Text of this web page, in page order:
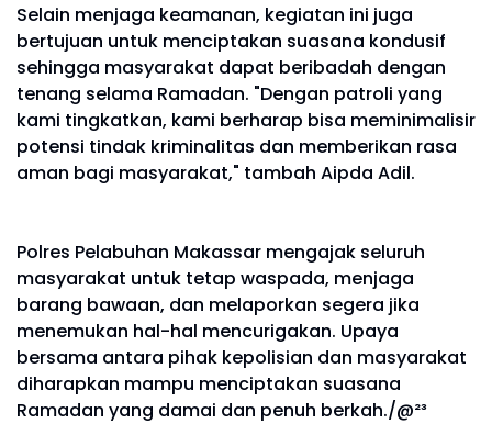
Selain menjaga keamanan, kegiatan ini juga
bertujuan untuk menciptakan suasana kondusif
sehingga masyarakat dapat beribadah dengan
tenang selama Ramadan. "Dengan patroli yang
kami tingkatkan, kami berharap bisa meminimalisir
potensi tindak kriminalitas dan memberikan rasa
aman bagi masyarakat," tambah Aipda Adil.
Polres Pelabuhan Makassar mengajak seluruh
masyarakat untuk tetap waspada, menjaga
barang bawaan, dan melaporkan segera jika
menemukan hal-hal mencurigakan. Upaya
bersama antara pihak kepolisian dan masyarakat
diharapkan mampu menciptakan suasana
Ramadan yang damai dan penuh berkah./@²³